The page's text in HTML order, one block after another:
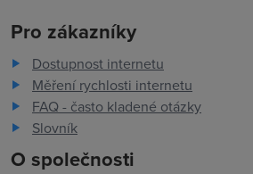
Pro zákazníky
Dostupnost internetu
Měření rychlosti internetu
FAQ - často kladené otázky
Slovník
O společnosti